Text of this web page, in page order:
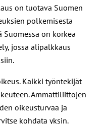
on tuotava Suomen
polkemisesta
on korkea
jossa alipalkkaus
Kaikki työntekijät
Ammattiliittojen
oikeusturvaa ja
kohdata yksin.